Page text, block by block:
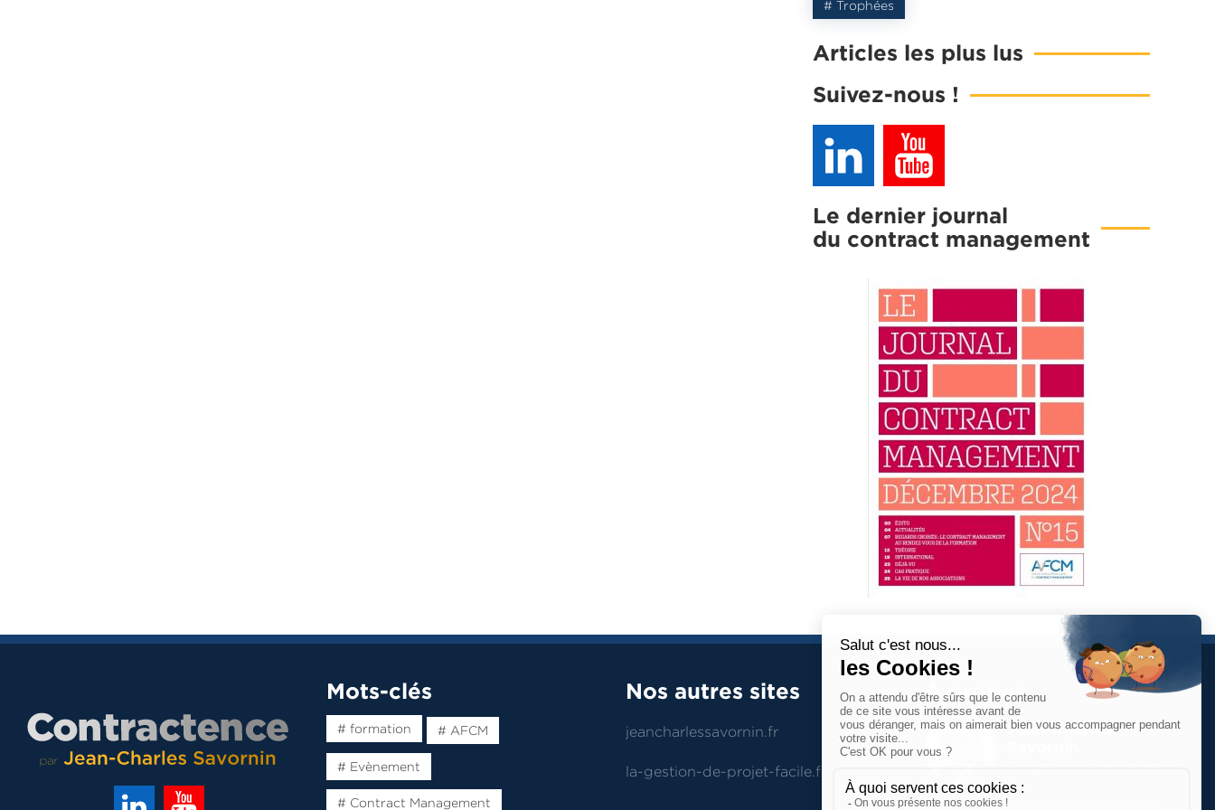
# Trophées
Articles les plus lus
Suivez-nous !
Le dernier journal
du contract management
Mots-clés
# formation # AFCM
# Evènement
# Contract Management
Nos autres sites
jeancharlessavornin.fr
la-gestion-de-projet-facile.fr
À propos
Jean-Charles
Professionnel du management de